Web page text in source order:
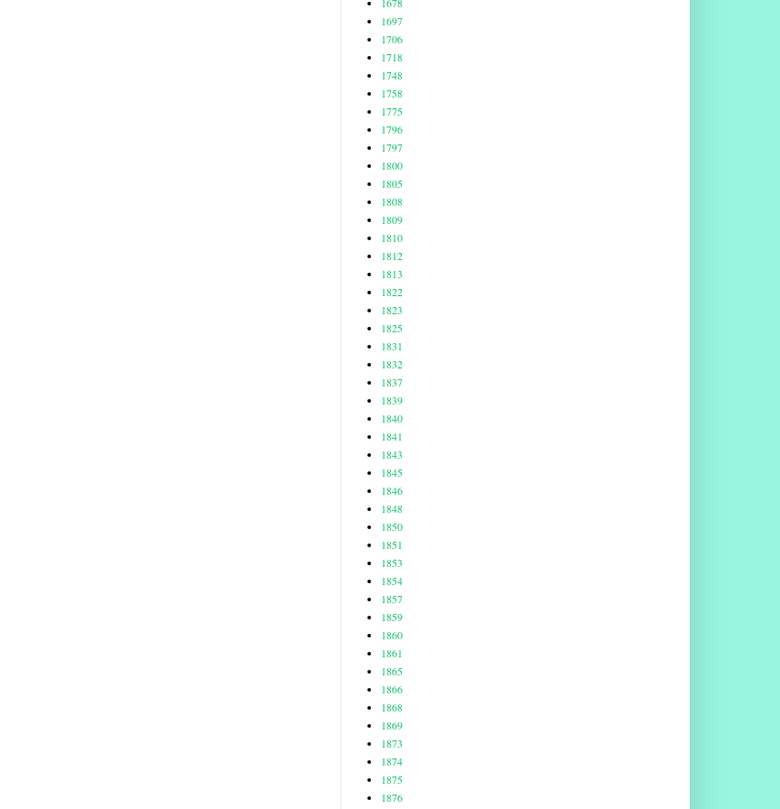
1697
1706
1718
1748
1758
1775
1796
1797
1800
1805
1808
1809
1810
1812
1813
1822
1823
1825
1831
1832
1837
1839
1840
1841
1843
1845
1846
1848
1850
1851
1853
1854
1857
1859
1860
1861
1865
1866
1868
1869
1873
1874
1875
1876